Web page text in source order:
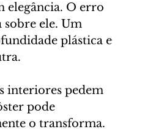
elegância. O erro
sobre ele. Um
plástica e
interiores pedem
pode
o transforma.